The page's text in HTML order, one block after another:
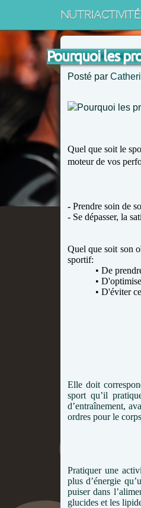
NutriActivité
Pourquoi les
Posté par
Quel que soit le
moteur de vos
- Prendre soin de
- Se dépasser, la
Quel que soit son
sportif:
• De
•
• D'éviter
Elle doit
sport qu’il
d’entraînement,
ordres pour le
Pratiquer une
plus d’énergie
puiser dans
glucides et les